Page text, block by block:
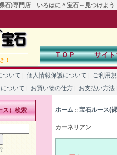
石)専門店 いろはに＾宝石～見つけよ
！ ―
ＴＯＰ サイ
ついて | 個人情報保護について | ご利用
ついて | お買い物の仕方 | お支払い方法
ホーム :: 宝石ルース(
カーネリアン
ス）検索